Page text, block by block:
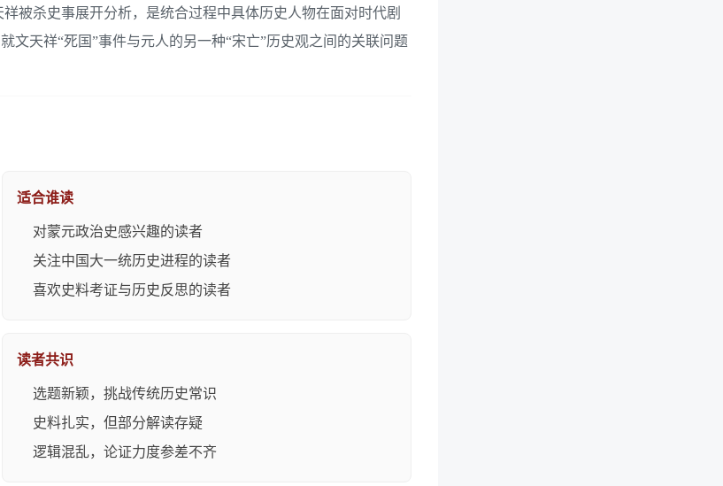
被杀史事展开分析，是统合过程中具体历史人物在面对时代剧
文天祥“死国”事件与元人的另一种“宋亡”历史观之间的关联问题
适合谁读
对蒙元政治史感兴趣的读者
关注中国大一统历史进程的读者
喜欢史料考证与历史反思的读者
读者共识
选题新颖，挑战传统历史常识
史料扎实，但部分解读存疑
逻辑混乱，论证力度参差不齐